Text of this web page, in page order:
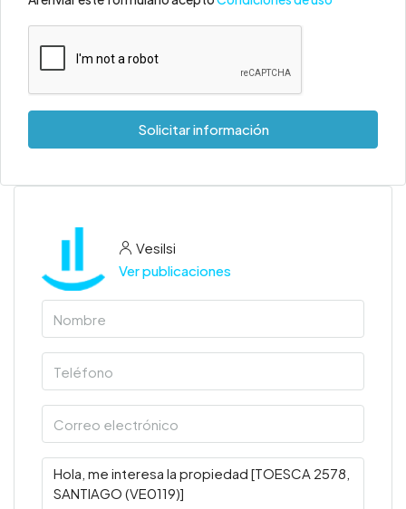
Solicitar información
Vesilsi
Ver publicaciones